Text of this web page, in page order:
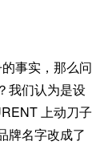
事实，那么问
我们认为是设
上动刀子
牌名字改成了